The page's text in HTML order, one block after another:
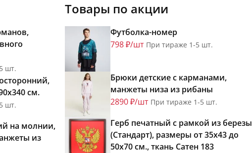
шт.
см.
шт.
на молнии,
из
Товары по акции
Футболка-номер
798 ₽/шт При тираже 1-5 шт.
Брюки детские с карманами,
манжеты низа из рибаны
2890 ₽/шт При тираже 1-5 шт.
Герб печатный с рамкой из березы
(Стандарт), размеры от 35х43 до
50х70 см., ткань Сатен 183